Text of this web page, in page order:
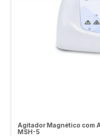
Agitador Magnético com
MSH-5